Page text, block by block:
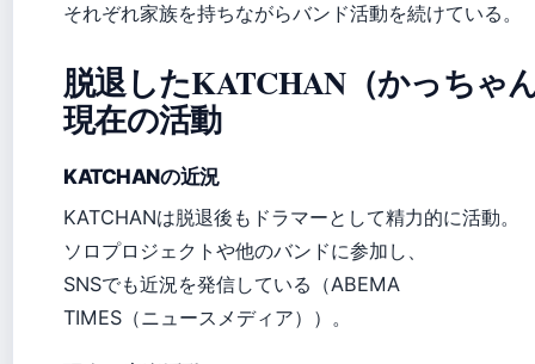
それぞれ家族を持ちながらバンド活動を続けている。
脱退したKATCHAN（かっちゃ
現在の活動
KATCHANの近況
KATCHANは脱退後もドラマーとして精力的に活動。
ソロプロジェクトや他のバンドに参加し、
SNSでも近況を発信している（ABEMA
TIMES（ニュースメディア））。